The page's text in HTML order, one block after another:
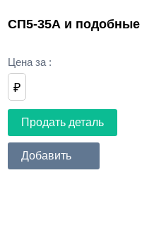
СП5-35А и подобные
Цена за :
₽
Продать деталь
Добавить